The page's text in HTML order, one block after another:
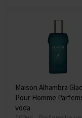
Maison Alhambra
Pour Homme
voda